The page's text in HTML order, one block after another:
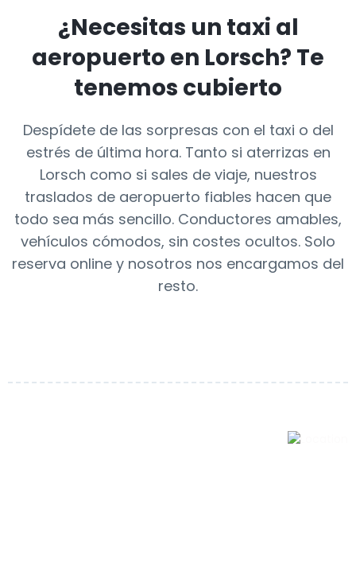
¿Necesitas un taxi al
aeropuerto en Lorsch? Te
tenemos cubierto
Despídete de las sorpresas con el taxi o del
estrés de última hora. Tanto si aterrizas en
Lorsch como si sales de viaje, nuestros
traslados de aeropuerto fiables hacen que
todo sea más sencillo. Conductores amables,
vehículos cómodos, sin costes ocultos. Solo
reserva online y nosotros nos encargamos del
resto.